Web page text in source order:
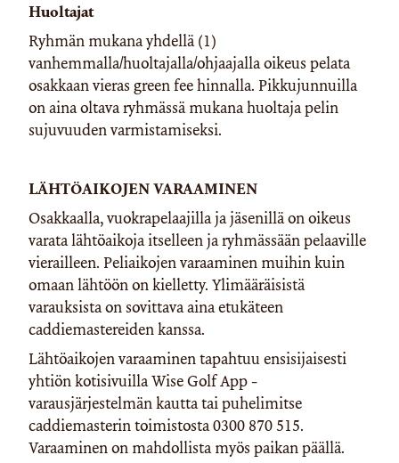
Huoltajat
Ryhmän mukana yhdellä (1)
vanhemmalla/huoltajalla/ohjaajalla oikeus pelata
osakkaan vieras green fee hinnalla. Pikkujunnuilla
on aina oltava ryhmässä mukana huoltaja pelin
sujuvuuden varmistamiseksi.
LÄHTÖAIKOJEN VARAAMINEN
Osakkaalla, vuokrapelaajilla ja jäsenillä on oikeus
varata lähtöaikoja itselleen ja ryhmässään pelaaville
vierailleen. Peliaikojen varaaminen muihin kuin
omaan lähtöön on kielletty. Ylimääräisistä
varauksista on sovittava aina etukäteen
caddiemastereiden kanssa.
Lähtöaikojen varaaminen tapahtuu ensisijaisesti
yhtiön kotisivuilla Wise Golf App -
varausjärjestelmän kautta tai puhelimitse
caddiemasterin toimistosta 0300 870 515.
Varaaminen on mahdollista myös paikan päällä.